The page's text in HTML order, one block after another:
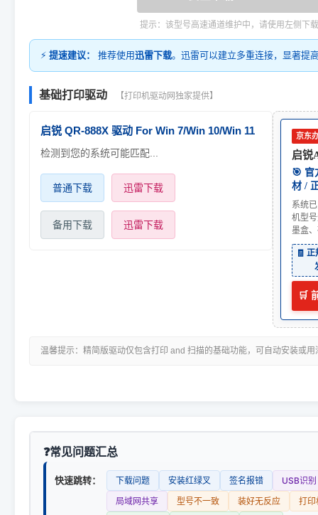
提示：该型号高速通道维护中，请使用左侧下载
⚡ 提速建议： 推荐使用迅雷下载。迅雷可以建立多重连接，显著提
基础打印驱动 【打印机驱动网独家提供】
启锐 QR-888X 驱动 For Win 7/Win 10/Win 11
检测到您的系统可能匹配...
普通下载 迅雷下载
备用下载 迅雷下载
京东
启锐
🎯 官
材 /
系统
机型
墨盒
🧾
🛒
温馨提示：精简版驱动仅包含打印 and 扫描的基础功能，可自动安装或
常见问题汇总
快速跳转： 下载问题 安装红绿叉 签名报错
USB识别
局域网共享
型号不一致 装好无反应
打印